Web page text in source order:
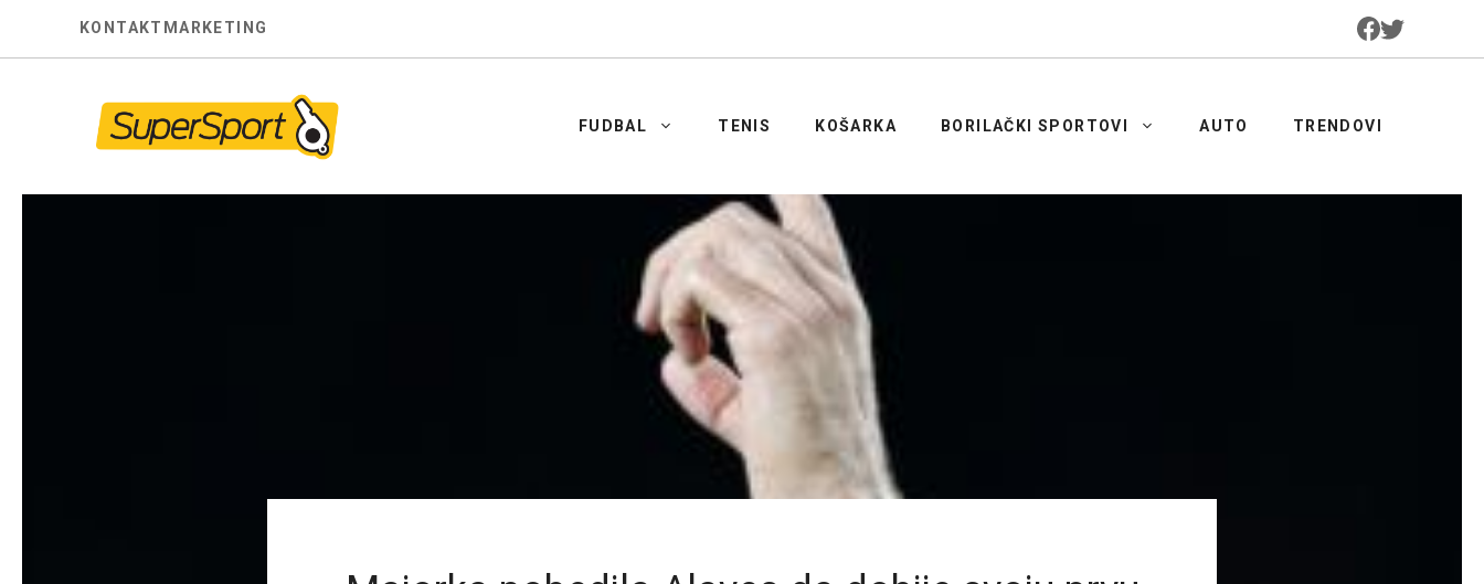
KONTAKT MARKETING
FUDBAL TENIS KOŠARKA BORILAČKI SPORTOVI AUTO TRENDOVI